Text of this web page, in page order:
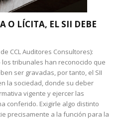
O LÍCITA, EL SII DEBE
CCL Auditores Consultores):
tribunales han reconocido que
ser gravadas, por tanto, el SII
la sociedad, donde su deber
vigente y ejercer las
conferido. Exigirle algo distinto
precisamente a la función para la